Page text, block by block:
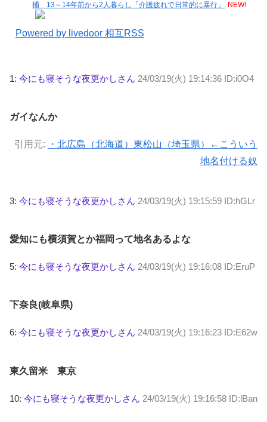
捕 13～14年前から2人暮らし「介護疲れで日常的に暴行」
NEW!
Powered by livedoor 相互RSS
1: 今にも寝そうな夜更かしさん 24/03/19(火) 19:14:36 ID:i0O4
ガイなんか
引用元:
・北広島（北海道）東松山（埼玉県）←こういう
地名付ける奴
3: 今にも寝そうな夜更かしさん 24/03/19(火) 19:15:59 ID:hGLr
愛知にも横須賀とか福岡って地名あるよな
5: 今にも寝そうな夜更かしさん 24/03/19(火) 19:16:08 ID:EruP
下奈良(岐阜県)
6: 今にも寝そうな夜更かしさん 24/03/19(火) 19:16:23 ID:E62w
東久留米 東京
10: 今にも寝そうな夜更かしさん 24/03/19(火) 19:16:58 ID:lBan